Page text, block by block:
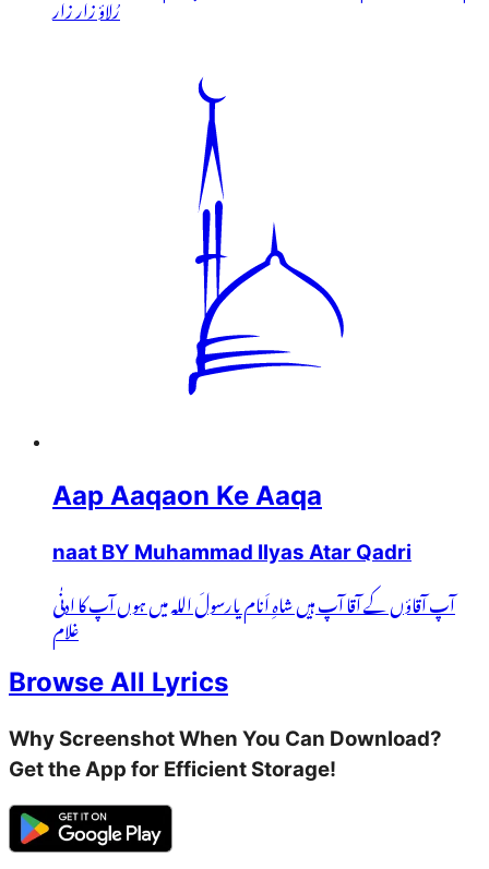
Aap Aaqaon Ke Aaqa
naat BY Muhammad Ilyas Atar Qadri
آپ آقاؤں کے آقا آپ ہیں شاہِ اَنام یارسولَ اللہ میں ہوں آپ کا ادنٰی
غلام
Browse All Lyrics
Why Screenshot When You Can Download?
Get the App for Efficient Storage!